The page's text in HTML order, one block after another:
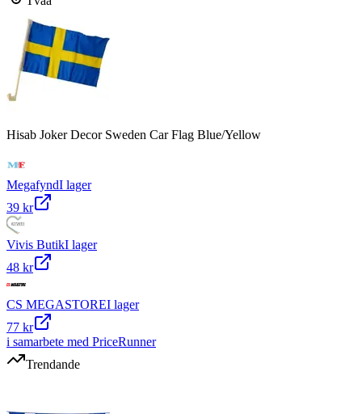
Hisab Joker Decor Sweden Car Flag Blue/Yellow
MegafyndI lager
39 kr
Vivis ButikI lager
48 kr
CS MEGASTOREI lager
77 kr
i samarbete med PriceRunner
Trendande